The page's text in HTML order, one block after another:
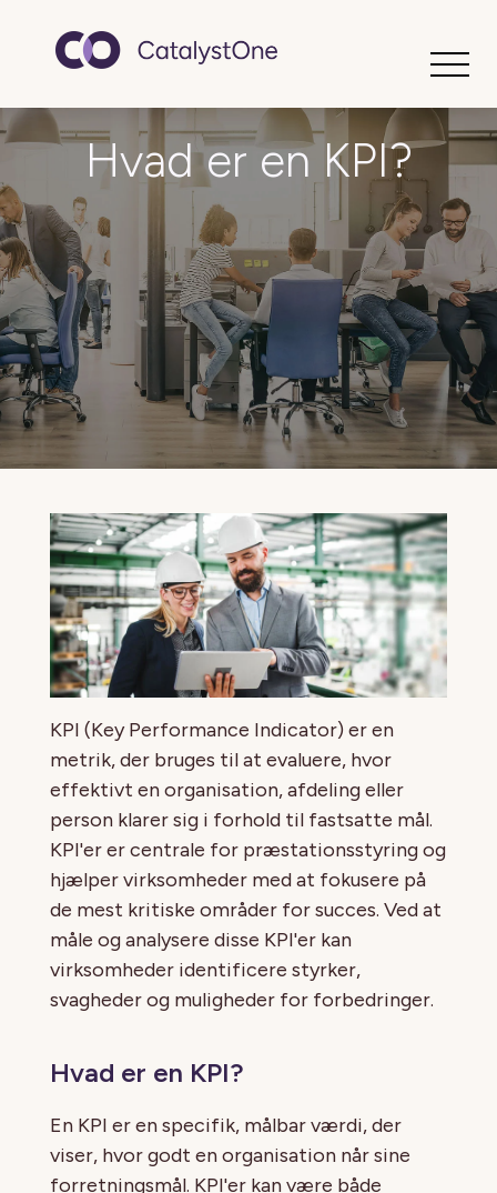
Hvad er en KPI?
KPI (Key Performance Indicator) er en
metrik, der bruges til at evaluere, hvor
effektivt en organisation, afdeling eller
person klarer sig i forhold til fastsatte mål.
KPI'er er centrale for præstationsstyring og
hjælper virksomheder med at fokusere på
de mest kritiske områder for succes. Ved at
måle og analysere disse KPI'er kan
virksomheder identificere styrker,
svagheder og muligheder for forbedringer.
Hvad er en KPI?
En KPI er en specifik, målbar værdi, der
viser, hvor godt en organisation når sine
forretningsmål. KPI'er kan være både